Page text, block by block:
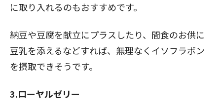
に取り入れるのもおすすめです。
納豆や豆腐を献立にプラスしたり、間食のお供に
豆乳を添えるなどすれば、無理なくイソフラボン
を摂取できそうです。
3.ローヤルゼリー